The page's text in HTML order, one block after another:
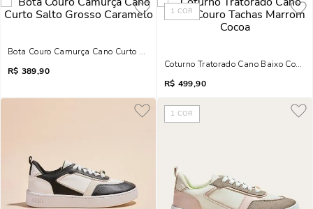
Bota Couro Camurça Cano Curto Salto Grosso Caramelo
R$ 389,90
1 COR
Coturno Tratorado Cano Baixo Couro
R$ 499,90
1 COR